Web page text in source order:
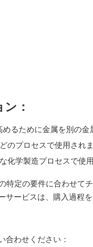
：
るために金属を別の
のプロセスで使用されま
化学製造プロセスで使用
特定の要件に合わせて
サービスは、購入過程
合わせください：